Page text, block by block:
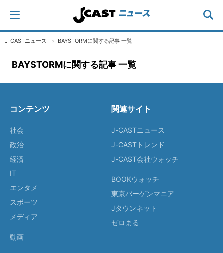
J-CASTニュース BAYSTORMに関する記事 一覧
BAYSTORMに関する記事 一覧
コンテンツ
社会
政治
経済
IT
エンタメ
スポーツ
メディア
動画
関連サイト
J-CASTニュース
J-CASTトレンド
J-CAST会社ウォッチ
BOOKウォッチ
東京バーゲンマニア
Jタウンネット
ゼロまる